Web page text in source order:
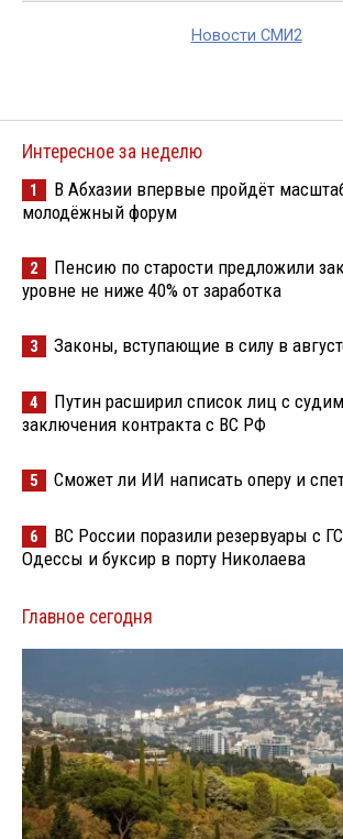
Новости СМИ2
Интересное за неделю
1
В Абхазии впервые пройдёт
молодёжный форум
2
Пенсию по старости предложили
уровне не ниже 40% от заработка
3 Законы, вступающие в силу в
4
Путин расширил список лиц с
заключения контракта с ВС РФ
5 Сможет ли ИИ написать оперу и
6
ВС России поразили резервуары с
Одессы и буксир в порту Николаева
Главное сегодня